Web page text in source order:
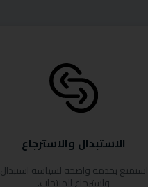
الاستبدال والاسترجاع
استمتع بخدمة واضحة لسياسة استبدال
واسترجاع المنتجات.